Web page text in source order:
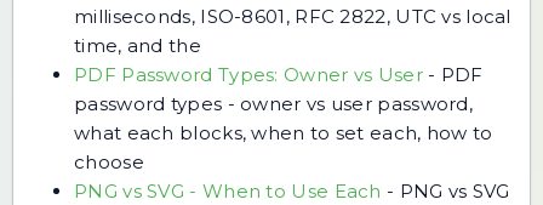
milliseconds, ISO-8601, RFC 2822, UTC vs local
time, and the
PDF Password Types: Owner vs User- PDF
password types - owner vs user password,
what each blocks, when to set each, how to
choose
PNG vs SVG - When to Use Each - PNG vs SVG